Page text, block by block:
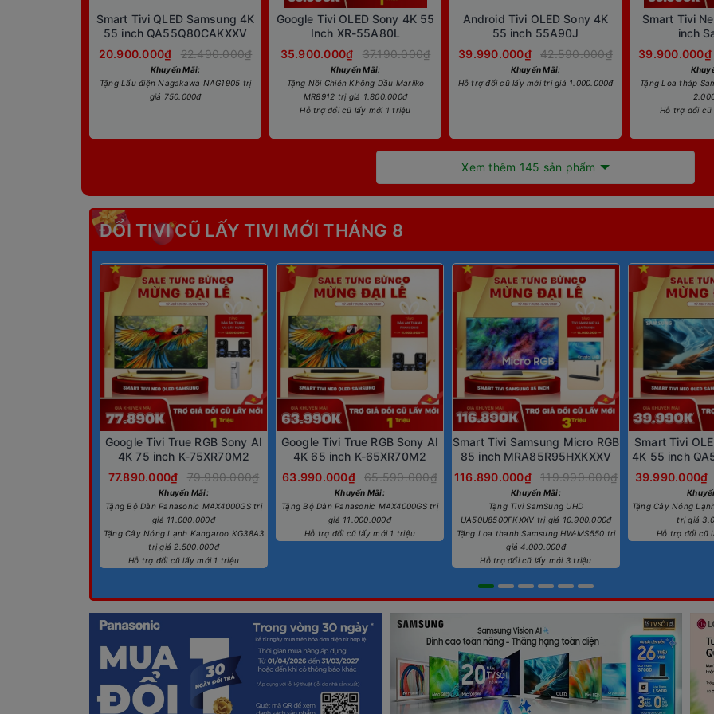
Smart Tivi QLED Samsung 4K
55 inch QA55Q80CAKXXV
20.900.000₫
22.490.000₫
Khuyến Mãi:
Tặng Lẩu điện Nagakawa NAG1905 trị
giá 750.000đ
Google Tivi OLED Sony 4K 55
Inch XR-55A80L
35.900.000₫
37.190.000₫
Khuyến Mãi:
Tặng Nồi Chiên Không Dầu Mariiko
MR8912 trị giá 1.800.000đ
Hỗ trợ đổi cũ lấy mới 1 triệu
Android Tivi OLED Sony 4K
55 inch 55A90J
39.990.000₫
42.590.000₫
Khuyến Mãi:
Hỗ trợ đổi cũ lấy mới trị giá 1.000.000đ
Smart Tivi
inch
39.900.000₫
Tặng Loa tháp
Hỗ trợ đổi
Xem thêm 145 sản phẩm
ĐỔI TIVI CŨ LẤY TIVI MỚI THÁNG 8
Google Tivi True RGB Sony AI
4K 75 inch K-75XR70M2
77.890.000₫
79.990.000₫
Khuyến Mãi:
Tặng Bộ Dàn Panasonic MAX4000GS trị
giá 11.000.000đ
Tặng Cây Nóng Lạnh Kangaroo KG38A3
trị giá 2.500.000đ
Hỗ trợ đổi cũ lấy mới 1 triệu
Google Tivi True RGB Sony AI
4K 65 inch K-65XR70M2
63.990.000₫
65.590.000₫
Khuyến Mãi:
Tặng Bộ Dàn Panasonic MAX4000GS trị
giá 11.000.000đ
Hỗ trợ đổi cũ lấy mới 1 triệu
Smart Tivi Samsung Micro RGB
85 inch MRA85R95HXKXXV
116.890.000₫
119.990.000₫
Khuyến Mãi:
Tặng Tivi SamSung UHD
UA50U8500FKXXV trị giá 10.900.000đ
Tặng Loa thanh Samsung HW-MS550 trị
giá 4.000.000đ
Hỗ trợ đổi cũ lấy mới 3 triệu
Smart Tivi
4K 55 inch
39.990.000₫
Tặng Cây Nóng
trị giá
Hỗ trợ đổi cũ